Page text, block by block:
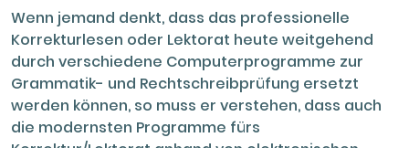
Wenn jemand denkt, dass das professionelle
Korrekturlesen oder Lektorat heute weitgehend
durch verschiedene Computerprogramme zur
Grammatik- und Rechtschreibprüfung ersetzt
werden können, so muss er verstehen, dass auch
die modernsten Programme fürs